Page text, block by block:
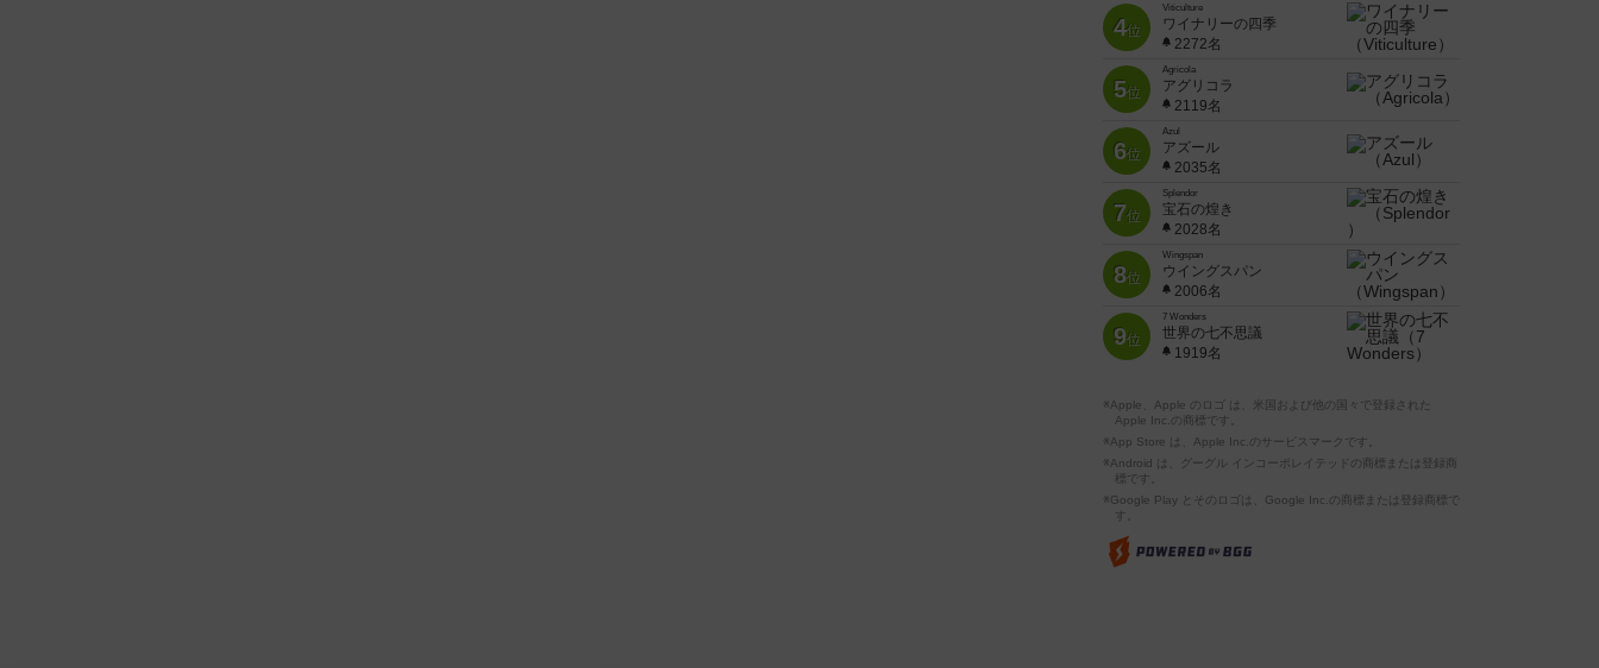
4位
Viticulture
ワイナリーの四季
2272名
5位
Agricola
アグリコラ
2119名
6位
Azul
アズール
2035名
7位
Splendor
宝石の煌き
2028名
8位
Wingspan
ウイングスパン
2006名
9位
7 Wonders
世界の七不思議
1919名
※Apple、Apple のロゴ は、米国および他の国々で登録された
Apple Inc.の商標です。
※App Store は、Apple Inc.のサービスマークです。
※Android は、グーグル インコーポレイテッドの商標または登録商
標です。
※Google Play とそのロゴは、Google Inc.の商標または登録商標で
す。